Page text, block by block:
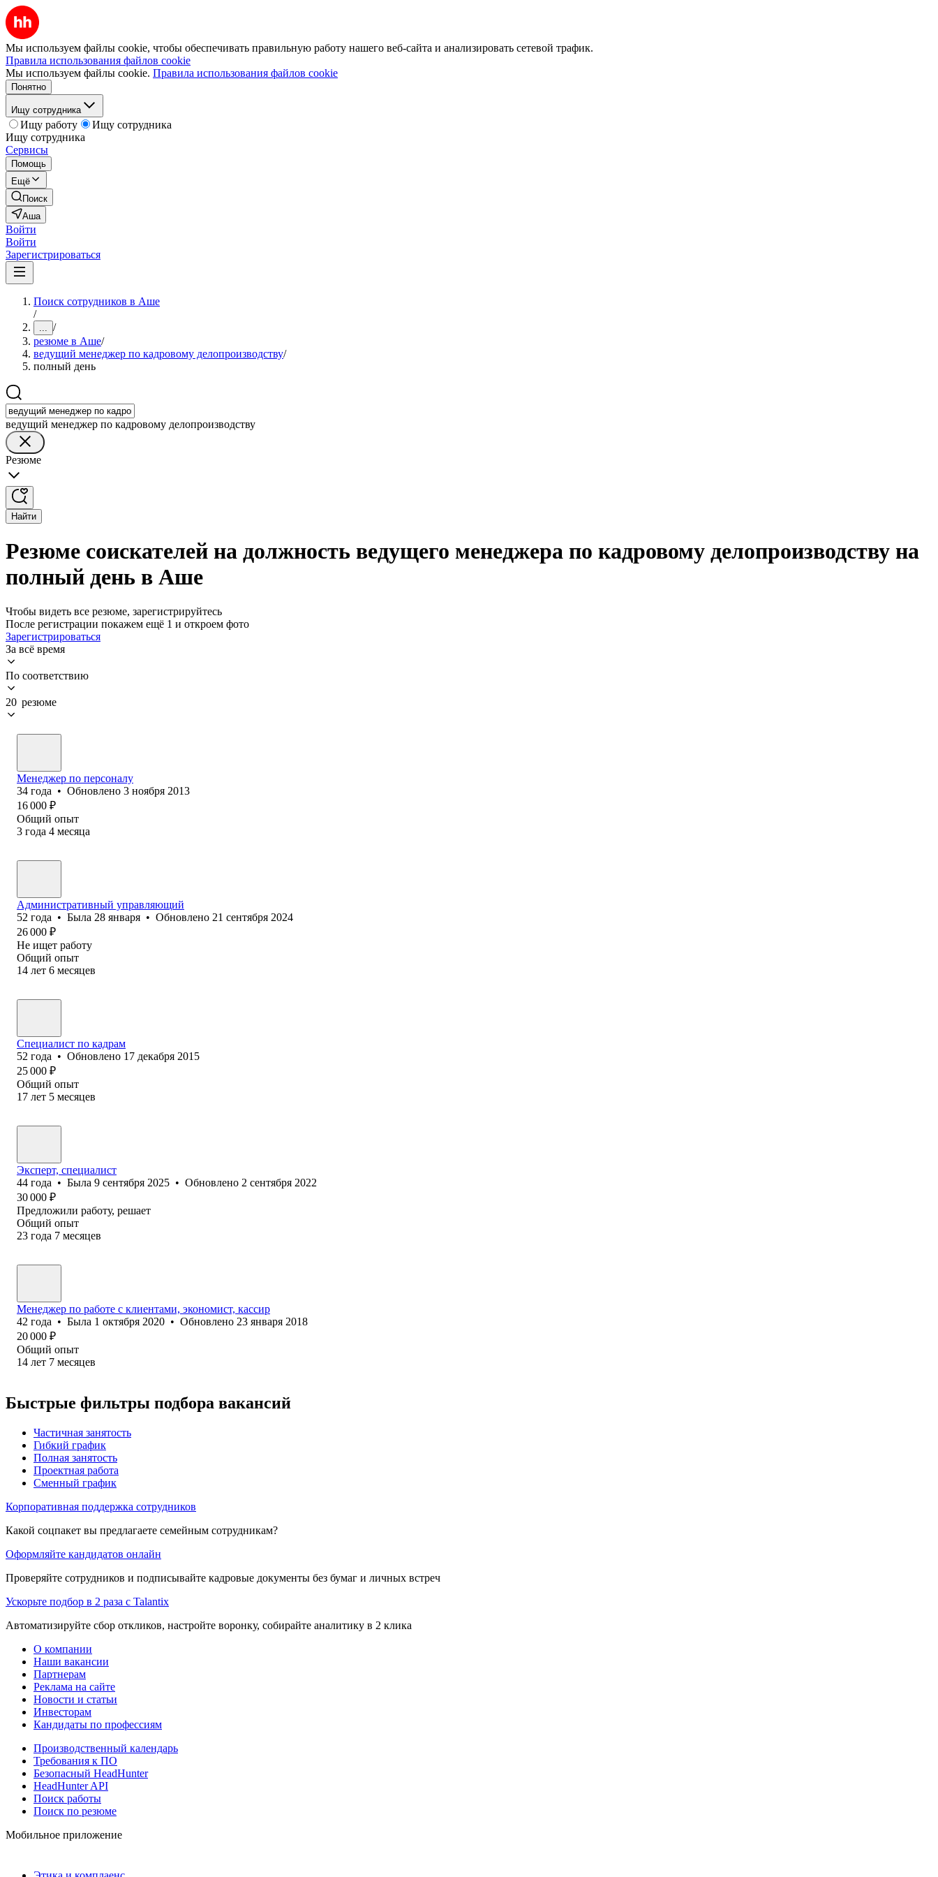
Мы используем файлы cookie, чтобы обеспечивать правильную работу нашего веб-сайта и анализировать сетевой трафик.
Правила использования файлов cookie
Мы используем файлы cookie. Правила использования файлов cookie
Понятно
Ищу сотрудника
Ищу работу
Ищу сотрудника
Ищу сотрудника
Сервисы
Помощь
Ещё
Поиск
Аша
Войти
Войти
Зарегистрироваться
Поиск сотрудников в Аше
/
... /
резюме в Аше/
ведущий менеджер по кадровому делопроизводству/
полный день
ведущий менеджер по кадровому делопроизводству
Резюме
Найти
Резюме соискателей на должность ведущего менеджера по кадровому делопроизводству на
полный день в Аше
Чтобы видеть все резюме, зарегистрируйтесь
После регистрации покажем ещё 1 и откроем фото
Зарегистрироваться
За всё время
По соответствию
20 резюме
Менеджер по персоналу
34 года • Обновлено 3 ноября 2013
16 000 ₽
Общий опыт
3 года 4 месяца
Административный управляющий
52 года • Была 28 января • Обновлено 21 сентября 2024
26 000 ₽
Не ищет работу
Общий опыт
14 лет 6 месяцев
Специалист по кадрам
52 года • Обновлено 17 декабря 2015
25 000 ₽
Общий опыт
17 лет 5 месяцев
Эксперт, специалист
44 года • Была 9 сентября 2025 • Обновлено 2 сентября 2022
30 000 ₽
Предложили работу, решает
Общий опыт
23 года 7 месяцев
Менеджер по работе с клиентами, экономист, кассир
42 года • Была 1 октября 2020 • Обновлено 23 января 2018
20 000 ₽
Общий опыт
14 лет 7 месяцев
Быстрые фильтры подбора вакансий
Частичная занятость
Гибкий график
Полная занятость
Проектная работа
Сменный график
Корпоративная поддержка сотрудников
Какой соцпакет вы предлагаете семейным сотрудникам?
Оформляйте кандидатов онлайн
Проверяйте сотрудников и подписывайте кадровые документы без бумаг и личных встреч
Ускорьте подбор в 2 раза с Talantix
Автоматизируйте сбор откликов, настройте воронку, собирайте аналитику в 2 клика
О компании
Наши вакансии
Партнерам
Реклама на сайте
Новости и статьи
Инвесторам
Кандидаты по профессиям
Производственный календарь
Требования к ПО
Безопасный HeadHunter
HeadHunter API
Поиск работы
Поиск по резюме
Мобильное приложение